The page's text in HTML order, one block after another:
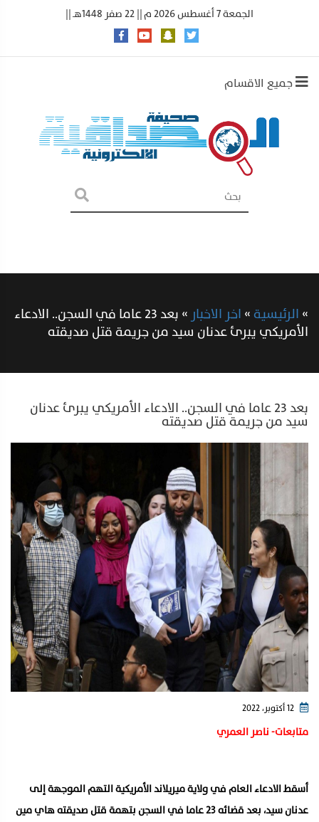
الجمعة 7 أغسطس 2026 م || 22 صفر 1448هـ ||
جميع الاقسام
»الرئيسية»اخر الاخبار »
بعد 23 عاما في السجن.. الادعاء
الأمريكي يبرئ عدنان سيد من جريمة قتل صديقته
بعد 23 عاما في السجن.. الادعاء الأمريكي يبرئ عدنان
سيد من جريمة قتل صديقته
متابعات- ناصر العمري
أسقط الادعاء العام في ولاية ميريلاند الأمريكية التهم الموجهة إلى
عدنان سيد، بعد قضائه 23 عاما في السجن بتهمة قتل صديقته هاي مين